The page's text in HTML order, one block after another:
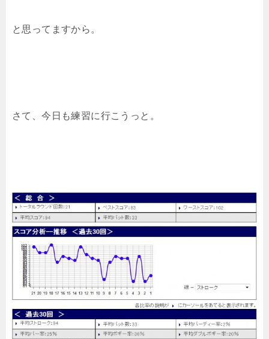
と思ってますから。
さて、今日も練習に行こうっと。